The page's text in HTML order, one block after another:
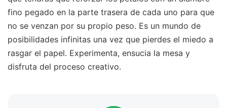
fino pegado en la parte trasera de cada uno para que
no se venzan por su propio peso. Es un mundo de
posibilidades infinitas una vez que pierdes el miedo a
rasgar el papel. Experimenta, ensucia la mesa y
disfruta del proceso creativo.